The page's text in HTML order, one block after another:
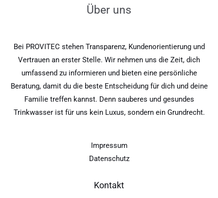
Über uns
Bei PROVITEC stehen Transparenz, Kundenorientierung und
Vertrauen an erster Stelle. Wir nehmen uns die Zeit, dich
umfassend zu informieren und bieten eine persönliche
Beratung, damit du die beste Entscheidung für dich und deine
Familie treffen kannst. Denn sauberes und gesundes
Trinkwasser ist für uns kein Luxus, sondern ein Grundrecht.
Impressum
Datenschutz
Kontakt